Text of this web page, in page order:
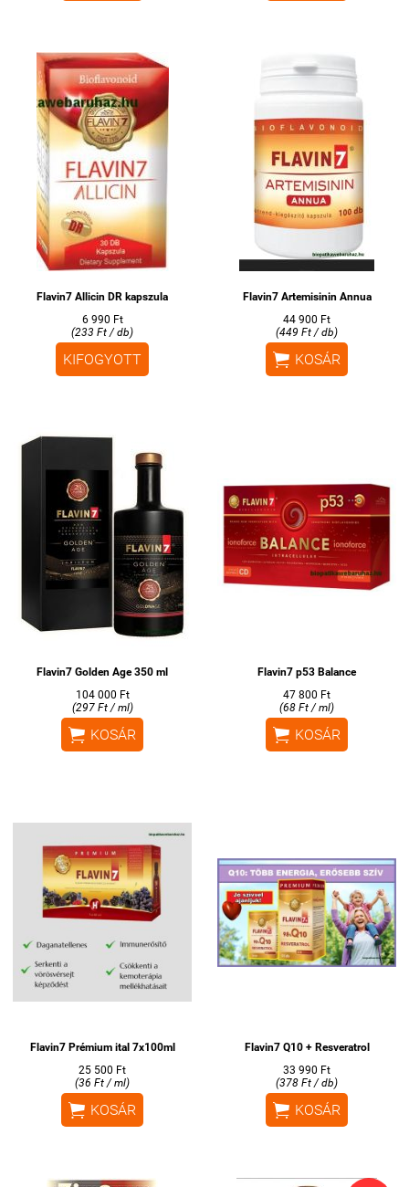
Flavin7 Allicin DR kapszula
6 990 Ft
(233 Ft / db)
KIFOGYOTT
Flavin7 Artemisinin Annua
44 900 Ft
(449 Ft / db)
 KOSÁR
Flavin7 Golden Age 350 ml
104 000 Ft
(297 Ft / ml)
 KOSÁR
Flavin7 p53 Balance
47 800 Ft
(68 Ft / ml)
 KOSÁR
Flavin7 Prémium ital 7x100ml
25 500 Ft
(36 Ft / ml)
 KOSÁR
Flavin7 Q10 + Resveratrol
33 990 Ft
(378 Ft / db)
 KOSÁR